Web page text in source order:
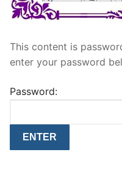
This content is
enter your password
Password: